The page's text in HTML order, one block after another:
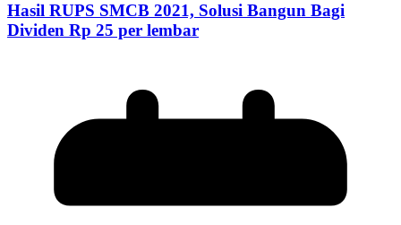
Hasil RUPS SMCB 2021, Solusi Bangun Bagi
Dividen Rp 25 per lembar